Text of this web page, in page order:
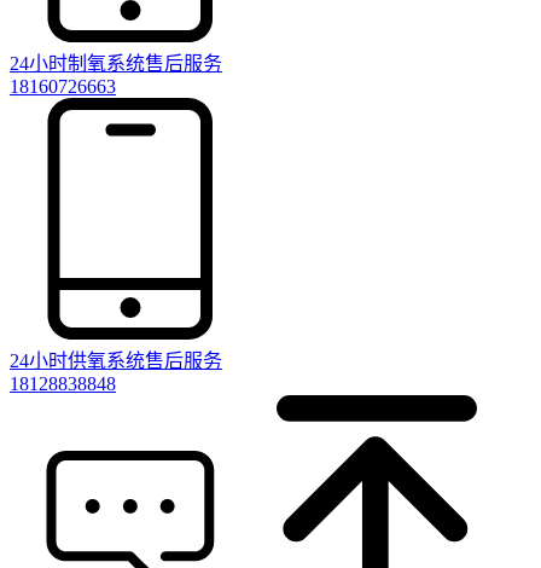
24小时制氧系统售后服务
18160726663
24小时供氧系统售后服务
18128838848